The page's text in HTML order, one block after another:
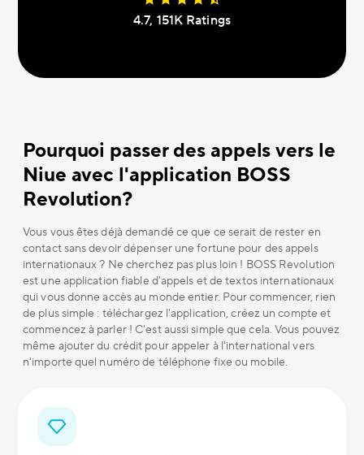
4.7, 151К Ratings
Pourquoi passer des appels vers le
Niue avec l'application BOSS
Revolution?
Vous vous êtes déjà demandé ce que ce serait de rester en
contact sans devoir dépenser une fortune pour des appels
internationaux ? Ne cherchez pas plus loin ! BOSS Revolution
est une application fiable d'appels et de textos internationaux
qui vous donne accès au monde entier. Pour commencer, rien
de plus simple : téléchargez l'application, créez un compte et
commencez à parler ! C'est aussi simple que cela. Vous pouvez
même ajouter du crédit pour appeler à l'international vers
n'importe quel numéro de téléphone fixe ou mobile.